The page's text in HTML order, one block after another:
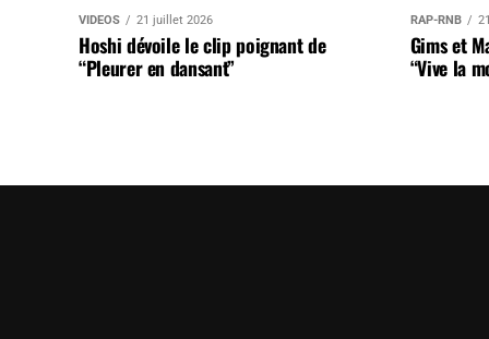
VIDEOS 21 juillet 2026
Hoshi dévoile le clip poignant de
“Pleurer en dansant”
RAP-RNB
Gims et
“Vive la